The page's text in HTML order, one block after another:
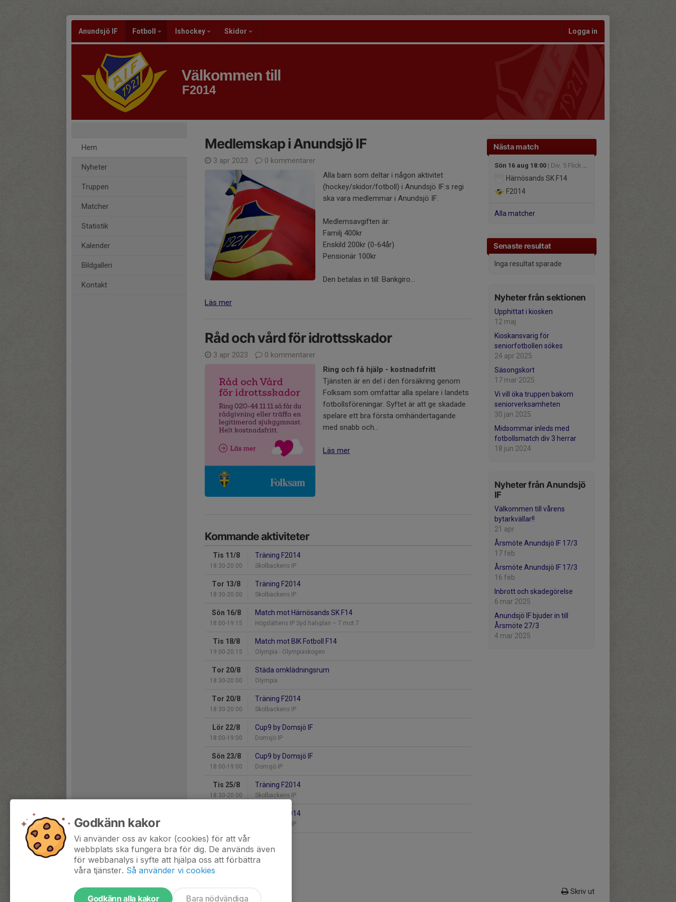
Anundsjö IF Fotboll Ishockey Skidor Logga in
Välkommen till
F2014
Hem
Nyheter
Truppen
Matcher
Statistik
Kalender
Bildgalleri
Kontakt
Nästa match
Sön 16 aug 18:00 | Div. 5 Flick grupp vit höst Ångermanland
Härnösands SK F14
F2014
Alla matcher
Senaste resultat
Inga resultat sparade
Nyheter från sektionen
Upphittat i kiosken
12 maj
Kioskansvarig för
seniorfotbollen sökes
24 apr 2025
Säsongskort
17 mar 2025
Vi vill öka truppen bakom
seniorverksamheten
30 jan 2025
Midsommar inleds med
fotbollsmatch div 3 herrar
18 jun 2024
Nyheter från Anundsjö
IF
Välkommen till vårens
bytarkvällar!!
21 apr
Årsmöte Anundsjö IF 17/3
17 feb
Årsmöte Anundsjö IF 17/3
16 feb
Inbrott och skadegörelse
6 mar 2025
Anundsjö IF bjuder in till
Årsmöte 27/3
4 mar 2025
Medlemskap i Anundsjö IF
3 apr 2023
0 kommentarer
Alla barn som deltar i någon aktivitet
(hockey/skidor/fotboll) i Anundsjö IF:s regi
ska vara medlemmar i Anundsjö IF.
Medlemsavgiften är:
Familj 400kr
Enskild 200kr (0-64år)
Pensionär 100kr
Den betalas in till: Bankgiro...
Läs mer
Råd och vård för idrottsskador
3 apr 2023
0 kommentarer
Ring och få hjälp - kostnadsfritt
Tjänsten är en del i den försäkring genom
Folksam som omfattar alla spelare i landets
fotbollsföreningar. Syftet är att ge skadade
spelare ett bra första omhändertagande
med snabb och...
Läs mer
Kommande aktiviteter
Tis 11/8
18:30-20:00
Träning F2014
Skolbackens IP
Tor 13/8
18:30-20:00
Träning F2014
Skolbackens IP
Sön 16/8
18:00-19:15
Match mot Härnösands SK F14
Högslättens IP Syd halvplan – 7 mot 7
Tis 18/8
19:00-20:15
Match mot BIK Fotboll F14
Olympia - Olympiaskogen
Tor 20/8
18:30-20:00
Städa omklädningsrum
Olympia
Tor 20/8
18:30-20:00
Träning F2014
Skolbackens IP
Lör 22/8
18:00-19:00
Cup9 by Domsjö IF
Domsjö IP
Sön 23/8
18:00-19:00
Cup9 by Domsjö IF
Domsjö IP
Tis 25/8
18:30-20:00
Träning F2014
Skolbackens IP
Träning F2014
Skolbackens IP
Hela kalendern
Skriv ut
Godkänn kakor
Vi använder oss av kakor (cookies) för att vår
webbplats ska fungera bra för dig. De används även
för webbanalys i syfte att hjälpa oss att förbättra
våra tjänster. Så använder vi cookies
Godkänn alla kakor Bara nödvändiga